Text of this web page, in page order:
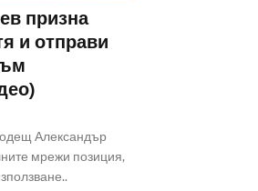
призна
и отправи
Александър
мрежи позиция,